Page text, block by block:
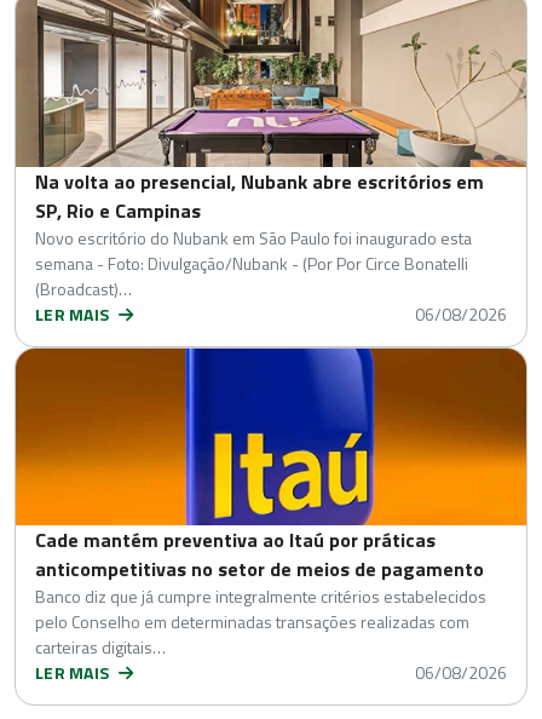
Na volta ao presencial, Nubank abre escritórios em
SP, Rio e Campinas
Novo escritório do Nubank em São Paulo foi inaugurado esta
semana - Foto: Divulgação/Nubank - (Por Por Circe Bonatelli
(Broadcast)…
LER MAIS
06/08/2026
Cade mantém preventiva ao Itaú por práticas
anticompetitivas no setor de meios de pagamento
Banco diz que já cumpre integralmente critérios estabelecidos
pelo Conselho em determinadas transações realizadas com
carteiras digitais…
LER MAIS
06/08/2026